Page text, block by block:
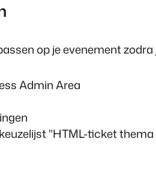
op je evenement
Admin Area
"HTML-ticket thema